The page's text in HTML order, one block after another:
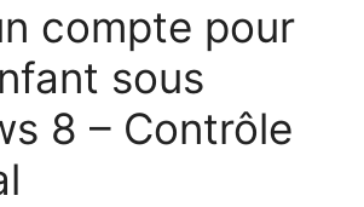
compte pour
sous
8 – Contrôle